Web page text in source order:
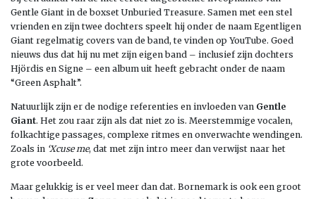
Gentle Giant in de boxset Unburied Treasure. Samen met een stel
vrienden en zijn twee dochters speelt hij onder de naam Egentligen
Giant regelmatig covers van de band, te vinden op YouTube. Goed
nieuws dus dat hij nu met zijn eigen band – inclusief zijn dochters
Hjördis en Signe – een album uit heeft gebracht onder de naam
“Green Asphalt”.
Natuurlijk zijn er de nodige referenties en invloeden van Gentle
Giant. Het zou raar zijn als dat niet zo is. Meerstemmige vocalen,
folkachtige passages, complexe ritmes en onverwachte wendingen.
Zoals in ‘Xcuse me, dat met zijn intro meer dan verwijst naar het
grote voorbeeld.
Maar gelukkig is er veel meer dan dat. Bornemark is ook een groot